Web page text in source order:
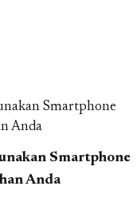
Smartphone
Anda